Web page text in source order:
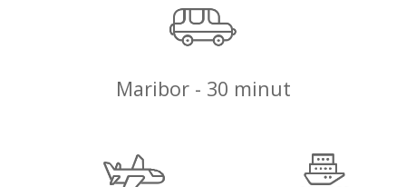
Maribor - 30 minut